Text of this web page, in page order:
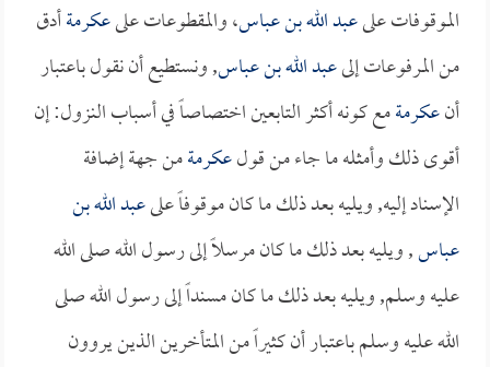
الموقوفات علىعبد الله بن عباس، والمقطوعات علىعكرمةأدق
من المرفوعات إلىعبد الله بن عباس, ونستطيع أن نقول باعتبار
أنعكرمةمع كونه أكثر التابعين اختصاصاً في أسباب النزول: إن
أقوى ذلك وأمثله ما جاء من قولعكرمةمن جهة إضافة
الإسناد إليه, ويليه بعد ذلك ما كان موقوفاً علىعبد الله بن
عباس, ويليه بعد ذلك ما كان مرسلاً إلى رسول الله صلى الله
عليه وسلم, ويليه بعد ذلك ما كان مسنداً إلى رسول الله صلى
الله عليه وسلم باعتبار أن كثيراً من المتأخرين الذين يروون